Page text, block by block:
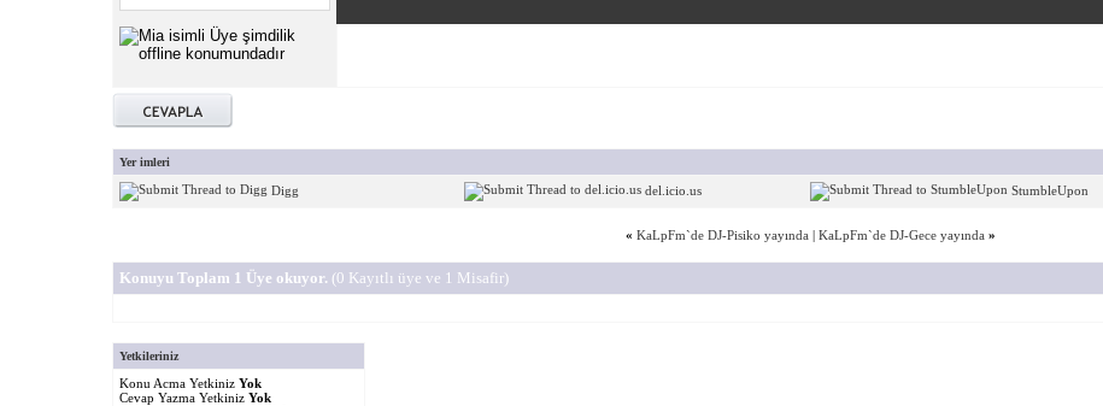
Yer imleri
Digg del.icio.us StumbleUpon
« KaLpFm`de DJ-Pisiko yayında KaLpFm`de DJ-Gece yayında »
Konuyu Toplam 1 Üye okuyor. (0 Kayıtlı üye ve 1 Misafir)
Yetkileriniz
Konu Acma Yetkiniz Yok
Cevap Yazma Yetkiniz Yok